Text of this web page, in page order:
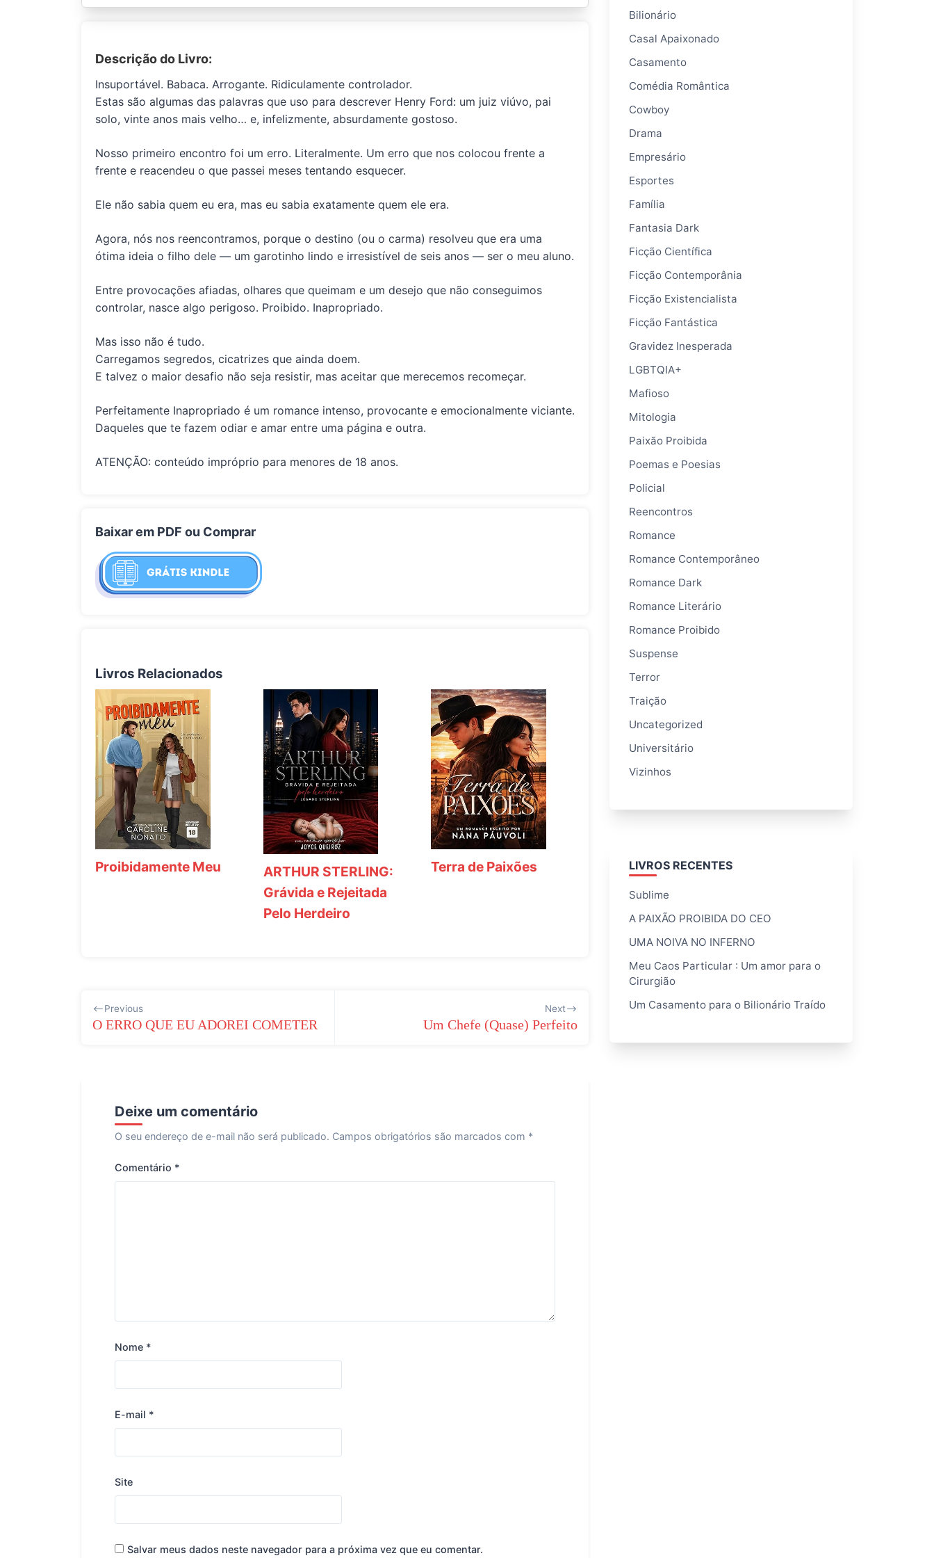
Descrição do Livro:
Insuportável. Babaca. Arrogante. Ridiculamente controlador.
Estas são algumas das palavras que uso para descrever Henry Ford: um juiz viúvo, pai
solo, vinte anos mais velho… e, infelizmente, absurdamente gostoso.
Nosso primeiro encontro foi um erro. Literalmente. Um erro que nos colocou frente a
frente e reacendeu o que passei meses tentando esquecer.
Ele não sabia quem eu era, mas eu sabia exatamente quem ele era.
Agora, nós nos reencontramos, porque o destino (ou o carma) resolveu que era uma
ótima ideia o filho dele — um garotinho lindo e irresistível de seis anos — ser o meu aluno.
Entre provocações afiadas, olhares que queimam e um desejo que não conseguimos
controlar, nasce algo perigoso. Proibido. Inapropriado.
Mas isso não é tudo.
Carregamos segredos, cicatrizes que ainda doem.
E talvez o maior desafio não seja resistir, mas aceitar que merecemos recomeçar.
Perfeitamente Inapropriado é um romance intenso, provocante e emocionalmente viciante.
Daqueles que te fazem odiar e amar entre uma página e outra.
ATENÇÃO: conteúdo impróprio para menores de 18 anos.
Baixar em PDF ou Comprar
Livros Relacionados
Proibidamente Meu
ARTHUR STERLING:
Grávida e Rejeitada
Pelo Herdeiro
Terra de Paixões
de
Previous
O ERRO QUE EU ADOREI COMETER
Next
Um Chefe (Quase) Perfeito
Deixe um comentário
O seu endereço de e-mail não será publicado. Campos obrigatórios são marcados com *
Comentário *
Nome *
E-mail *
Site
Salvar meus dados neste navegador para a próxima vez que eu comentar.
Bilionário
Casal Apaixonado
Casamento
Comédia Romântica
Cowboy
Drama
Empresário
Esportes
Família
Fantasia Dark
Ficção Científica
Ficção Contemporânia
Ficção Existencialista
Ficção Fantástica
Gravidez Inesperada
LGBTQIA+
Mafioso
Mitologia
Paixão Proibida
Poemas e Poesias
Policial
Reencontros
Romance
Romance Contemporâneo
Romance Dark
Romance Literário
Romance Proibido
Suspense
Terror
Traição
Uncategorized
Universitário
Vizinhos
LIVROS RECENTES
Sublime
A PAIXÃO PROIBIDA DO CEO
UMA NOIVA NO INFERNO
Meu Caos Particular : Um amor para o
Cirurgião
Um Casamento para o Bilionário Traído